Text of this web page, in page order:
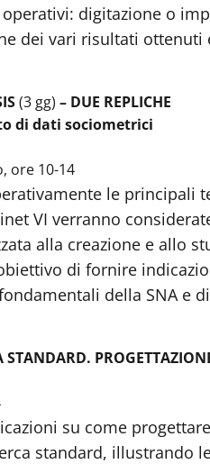
digitazione o
dei vari risultati
(3 gg) – DUE REPLICHE
di dati sociometrici
ore 10-14
le principali
VI verranno
alla creazione e allo
di fornire
della SNA e
STANDARD.
su come
standard, illustrando